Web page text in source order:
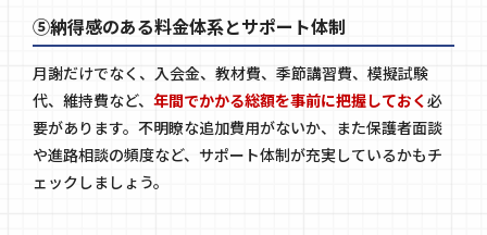
⑤納得感のある料金体系とサポート体制
月謝だけでなく、入会金、教材費、季節講習費、模擬試験
代、維持費など、 年間でかかる総額を事前に把握しておく 必
要があります。不明瞭な追加費用がないか、また保護者面談
や進路相談の頻度など、サポート体制が充実しているかもチ
ェックしましょう。